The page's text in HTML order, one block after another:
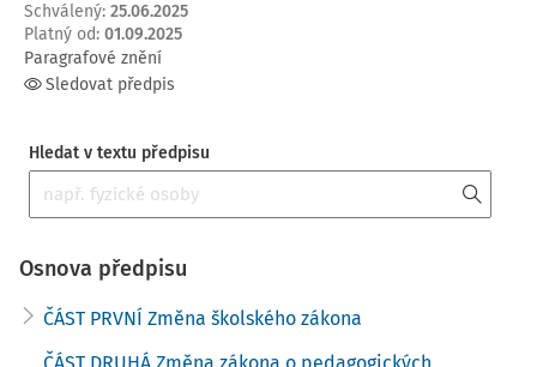
Schválený: 25.06.2025
Platný od: 01.09.2025
Paragrafové znění
Sledovat předpis
Hledat v textu předpisu
Osnova předpisu
ČÁST PRVNÍ Změna školského zákona